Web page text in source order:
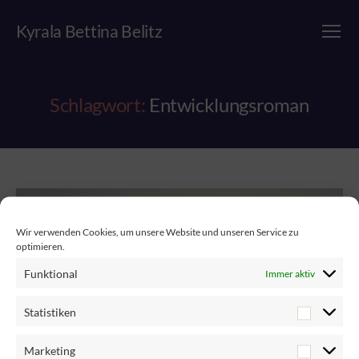
Wir verwenden Cookies, um unsere Website und unseren Service zu
optimieren.
Funktional Immer aktiv
Statistiken
Marketing
Kyrala Bettina Belitz
Schlagwort: Entwicklungsroman